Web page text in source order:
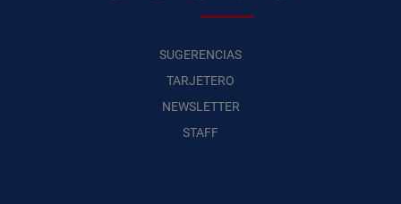
SUGERENCIAS
TARJETERO
NEWSLETTER
STAFF